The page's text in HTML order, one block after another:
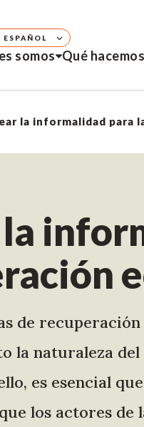
somos Qué hacemos
ESPAÑOL
la informalidad para
de
la naturaleza
es esencial
los actores de